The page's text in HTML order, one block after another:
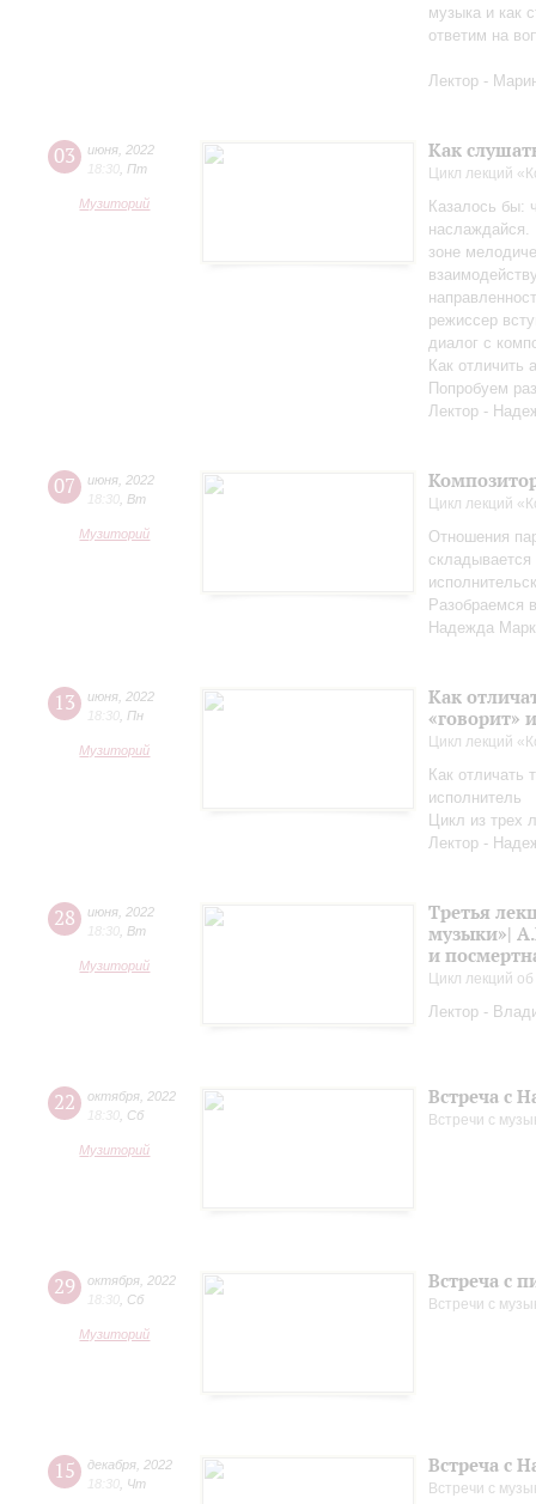
музыка и как
ответим на
Лектор -
03 июня 2022
18:30 Пт
Музиторий
Как
Цикл лекций
Казалось бы:
наслаждайся.
зоне
режиссер
диалог с
Как отличить
Попробуем
Лектор -
07 июня 2022
18:30 Вт
Музиторий
Цикл лекций
Отношения
Разобраемся
Надежда
13 июня 2022
18:30 Пн
Музиторий
Как
«говорит»
Цикл лекций
Как отличать
исполнитель
Цикл из трех
Лектор -
28 июня 2022
18:30 Вт
Музиторий
Третья
музыки»|
и
Цикл лекций
Лектор -
22 октября 2022
18:30 Сб
Музиторий
Встреча с
Встречи с
29 октября 2022
18:30 Сб
Музиторий
Встреча с
Встречи с
15 декабря 2022
18:30 Чт
Встреча с
Встречи с